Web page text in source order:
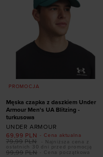
PROMOCJA
Męska czapka z daszkiem Under
Armour Men's UA Blitzing -
turkusowa
UNDER ARMOUR
- Cena aktualna
69,99 PLN
- Cena początkowa
99,99 PLN
79,99 PLN
- Najniższa cena z
ostatnich 30 dni przed promocją